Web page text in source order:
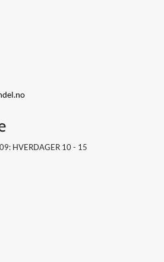
HVERDAGER 10 - 15